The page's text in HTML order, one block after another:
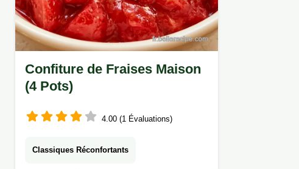
Confiture de Fraises Maison
(4 Pots)
4.00 (1 Évaluations)
Classiques Réconfortants